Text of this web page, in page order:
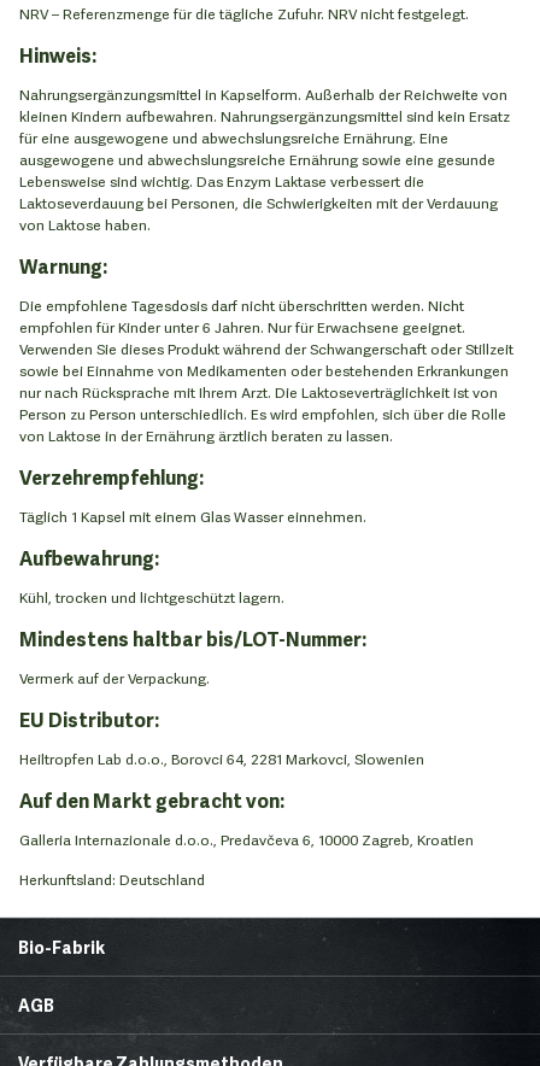
NRV – Referenzmenge für die tägliche Zufuhr. NRV nicht festgelegt.
Hinweis:
Nahrungsergänzungsmittel in Kapselform. Außerhalb der Reichweite von
kleinen Kindern aufbewahren. Nahrungsergänzungsmittel sind kein Ersatz
für eine ausgewogene und abwechslungsreiche Ernährung. Eine
ausgewogene und abwechslungsreiche Ernährung sowie eine gesunde
Lebensweise sind wichtig. Das Enzym Laktase verbessert die
Laktoseverdauung bei Personen, die Schwierigkeiten mit der Verdauung
von Laktose haben.
Warnung:
Die empfohlene Tagesdosis darf nicht überschritten werden. Nicht
empfohlen für Kinder unter 6 Jahren. Nur für Erwachsene geeignet.
Verwenden Sie dieses Produkt während der Schwangerschaft oder Stillzeit
sowie bei Einnahme von Medikamenten oder bestehenden Erkrankungen
nur nach Rücksprache mit Ihrem Arzt. Die Laktoseverträglichkeit ist von
Person zu Person unterschiedlich. Es wird empfohlen, sich über die Rolle
von Laktose in der Ernährung ärztlich beraten zu lassen.
Verzehrempfehlung:
Täglich 1 Kapsel mit einem Glas Wasser einnehmen.
Aufbewahrung:
Kühl, trocken und lichtgeschützt lagern.
Mindestens haltbar bis/LOT-Nummer:
Vermerk auf der Verpackung.
EU Distributor:
Heiltropfen Lab d.o.o., Borovci 64, 2281 Markovci, Slowenien
Auf den Markt gebracht von:
Galleria Internazionale d.o.o., Predavčeva 6, 10000 Zagreb, Kroatien
Herkunftsland: Deutschland
Bio-Fabrik
News
AGB
Lieferbedingungen